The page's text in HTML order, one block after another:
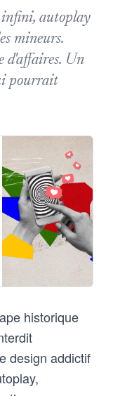
autoplay
mineurs.
d'affaires. Un
pourrait
historique
design addictif